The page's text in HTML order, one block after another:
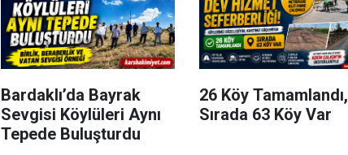
Bardaklı’da Bayrak
Sevgisi Köylüleri Aynı
Tepede Buluşturdu
26 Köy Tamamlandı,
Sırada 63 Köy Var